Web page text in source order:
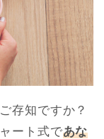
存知ですか？
ート式であな